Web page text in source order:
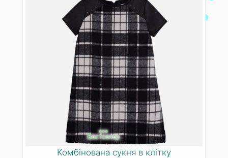
***
Бестселер
Комбінована сукня в клітку